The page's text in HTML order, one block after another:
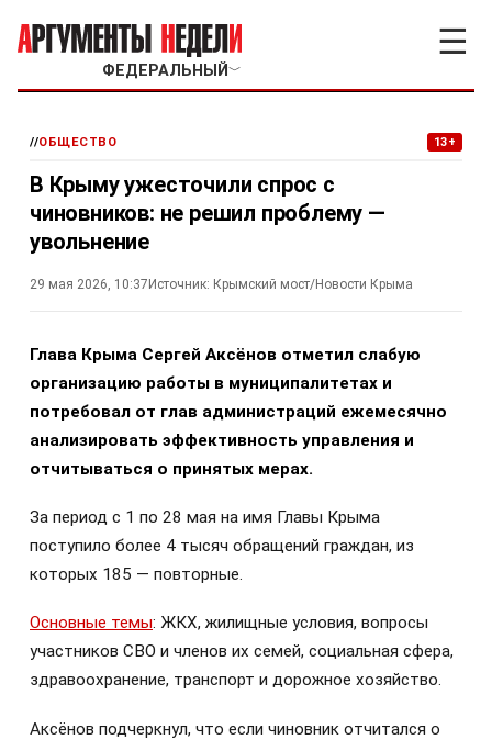
ФЕДЕРАЛЬНЫЙ ﹀
☰
//ОБЩЕСТВО 13+
В Крыму ужесточили спрос с
чиновников: не решил проблему —
увольнение
29 мая 2026, 10:37 Источник: Крымский мост/Новости Крыма
Глава Крыма Сергей Аксёнов отметил слабую
организацию работы в муниципалитетах и
потребовал от глав администраций ежемесячно
анализировать эффективность управления и
отчитываться о принятых мерах.
За период с 1 по 28 мая на имя Главы Крыма
поступило более 4 тысяч обращений граждан, из
которых 185 — повторные.
Основные темы: ЖКХ, жилищные условия, вопросы
участников СВО и членов их семей, социальная сфера,
здравоохранение, транспорт и дорожное хозяйство.
Аксёнов подчеркнул, что если чиновник отчитался о